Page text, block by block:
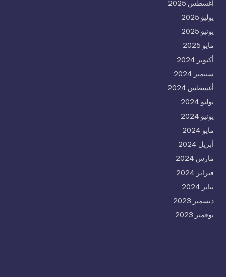
أغسطس 2025
يوليو 2025
يونيو 2025
مايو 2025
أكتوبر 2024
سبتمبر 2024
أغسطس 2024
يوليو 2024
يونيو 2024
مايو 2024
أبريل 2024
مارس 2024
فبراير 2024
يناير 2024
ديسمبر 2023
نوفمبر 2023